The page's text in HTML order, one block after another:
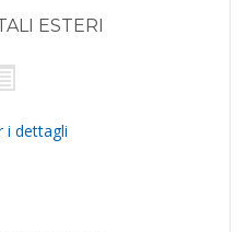
ESTERI
i dettagli